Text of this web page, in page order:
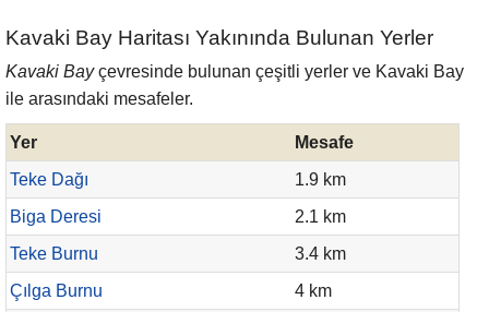
Kavaki Bay Haritası Yakınında Bulunan Yerler
Kavaki Bayçevresinde bulunan çeşitli yerler ve Kavaki Bay
ile arasındaki mesafeler.
Yer
Mesafe
Teke Dağı
1.9 km
Biga Deresi
2.1 km
Teke Burnu
3.4 km
Çılga Burnu
4 km